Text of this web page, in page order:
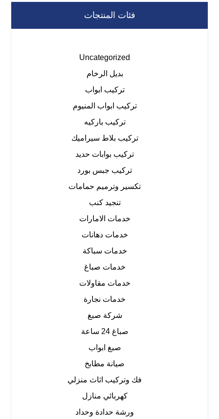
فئات المنتجات
Uncategorized
بديل الرخام
تركيب ابواب
تركيب ابواب المنيوم
تركيب باركيه
تركيب بلاط سيراميك
تركيب بوابات حديد
تركيب جبس بورد
تكسير وترميم حمامات
تنجيد كنب
خدمات الامارات
خدمات دهانات
خدمات سباكة
خدمات صباغ
خدمات مقاولات
خدمات نجارة
شركة صبغ
صباغ 24 ساعة
صبغ ابواب
صيانة مطابخ
فك وتركيب اثاث منزلي
كهربائي منازل
ورشة حدادة وحداد